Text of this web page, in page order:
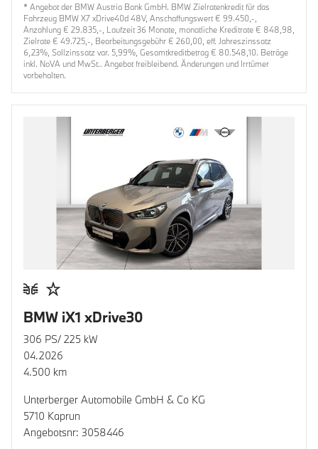
* Angebot der BMW Austria Bank GmbH. BMW Zielratenkredit für das
Fahrzeug BMW X7 xDrive40d 48V, Anschaffungswert € 99.450,-,
Anzahlung € 29.835,-, Laufzeit 36 Monate, monatliche Kreditrate € 848,98,
Zielrate € 49.725,-, Bearbeitungsgebühr € 260,00, eff. Jahreszinssatz
6,23%, Sollzinssatz var. 5,99%, Gesamtkreditbetrag € 80.548,10. Beträge
inkl. NoVA und MwSt.. Angebot freibleibend. Änderungen und Irrtümer
vorbehalten.
BMW iX1 xDrive30
306 PS/ 225 kW
04.2026
4.500 km
Unterberger Automobile GmbH & Co KG
5710 Kaprun
Angebotsnr: 3058446